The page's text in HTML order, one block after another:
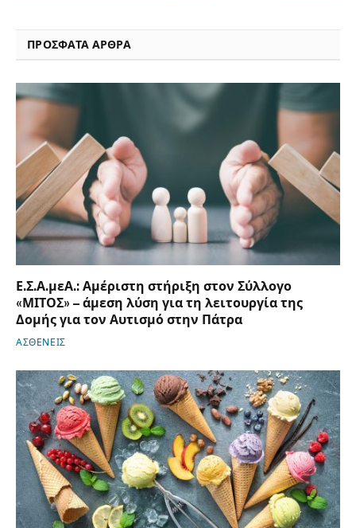
ΠΡΟΣΦΑΤΑ ΑΡΘΡΑ
Ε.Σ.Α.μεΑ.: Αμέριστη στήριξη στον Σύλλογο
«ΜΙΤΟΣ» – άμεση λύση για τη λειτουργία της
Δομής για τον Αυτισμό στην Πάτρα
ΑΣΘΕΝΕΙΣ